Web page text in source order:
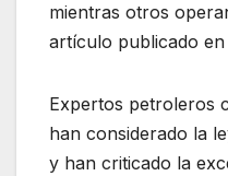
mientras otros
artículo publicado
Expertos petroleros
han considerado la
y han criticado la